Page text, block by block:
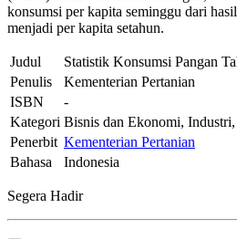
konsumsi per kapita seminggu dari
menjadi per kapita setahun.
Judul
Statistik Konsumsi Pangan
Penulis
Kementerian Pertanian
ISBN
-
Kategori Bisnis dan Ekonomi,
Penerbit Kementerian Pertanian
Bahasa
Indonesia
Segera Hadir